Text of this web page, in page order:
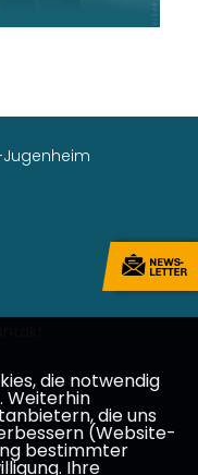
die notwendig
Weiterhin
die uns
(Website-
bestimmter
Ihre